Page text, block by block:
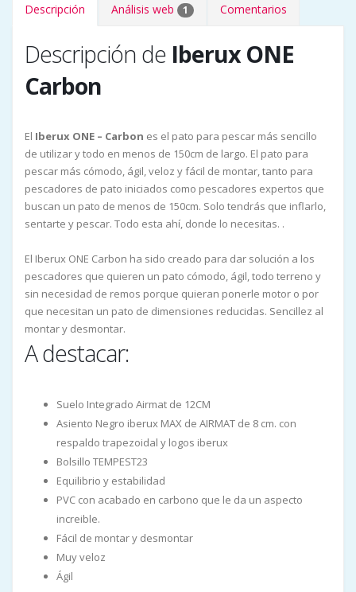
Descripción Análisis web 1 Comentarios
Descripción de Iberux ONE
Carbon
El Iberux ONE – Carbon es el pato para pescar más sencillo
de utilizar y todo en menos de 150cm de largo. El pato para
pescar más cómodo, ágil, veloz y fácil de montar, tanto para
pescadores de pato iniciados como pescadores expertos que
buscan un pato de menos de 150cm. Solo tendrás que inflarlo,
sentarte y pescar. Todo esta ahí, donde lo necesitas. .
El Iberux ONE Carbon ha sido creado para dar solución a los
pescadores que quieren un pato cómodo, ágil, todo terreno y
sin necesidad de remos porque quieran ponerle motor o por
que necesitan un pato de dimensiones reducidas. Sencillez al
montar y desmontar.
A destacar:
Suelo Integrado Airmat de 12CM
Asiento Negro iberux MAX de AIRMAT de 8 cm. con
respaldo trapezoidal y logos iberux
Bolsillo TEMPEST23
Equilibrio y estabilidad
PVC con acabado en carbono que le da un aspecto
increible.
Fácil de montar y desmontar
Muy veloz
Ágil